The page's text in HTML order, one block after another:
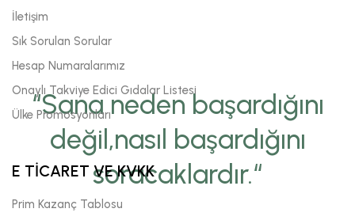
“Sana neden başardığını
değil,nasıl başardığını
soracaklardır.“
İletişim
Sık Sorulan Sorular
Hesap Numaralarımız
Onaylı Takviye Edici Gıdalar Listesi
Ülke Promosyonları
E TİCARET VE KVKK
Prim Kazanç Tablosu